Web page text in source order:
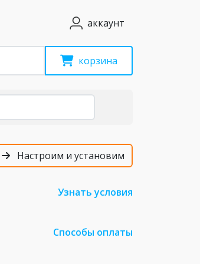
аккаунт
корзина
Настроим и установим
Узнать условия
Способы оплаты